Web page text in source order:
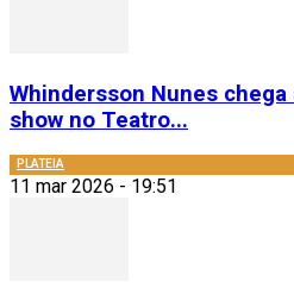
Whindersson Nunes
show no Teatro...
PLATEIA
11 mar 2026 - 19:51